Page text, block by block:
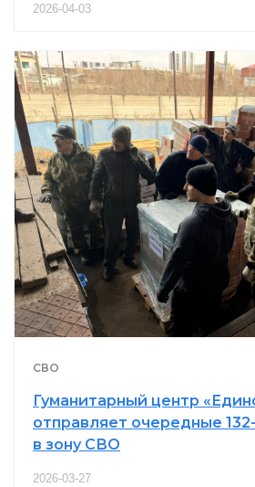
2026-04-03
СВО
Гуманитарный центр
отправляет очередные
в зону СВО
2026-03-27